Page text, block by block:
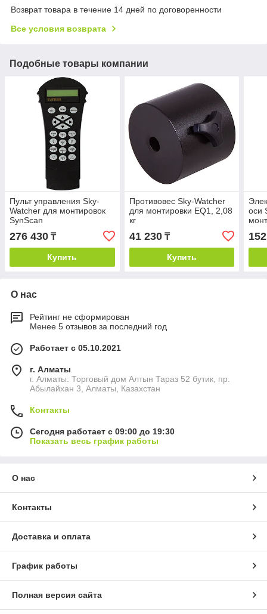
Возврат товара в течение 14 дней по договоренности
Все условия возврата
Подобные товары компании
Пульт управления Sky-
Watcher для монтировок
SynScan
(HEQ5/EQ6/AZGT)
276 430 ₸
Купить
Противовес Sky-Watcher
для монтировки EQ1, 2,08
кг
41 230₸
Купить
оси
О нас
Рейтинг не сформирован
Менее 5 отзывов за последний год
Работает с 05.10.2021
г. Алматы
г. Алматы: Торговый дом Алтын Тараз 52 бутик, пр.
Абылайхан 3, Алматы, Казахстан
Контакты
Сегодня работает с 09:00 до 19:30
Показать весь график работы
О нас
Контакты
Доставка и оплата
График работы
Полная версия сайта